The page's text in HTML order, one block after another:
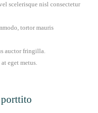
scelerisque nisl consectetur
tortor mauris
auctor fringilla.
eget metus.